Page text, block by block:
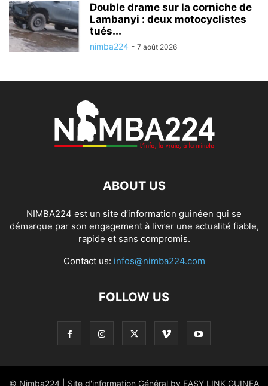
Double drame sur la corniche de
Lambanyi : deux motocyclistes
tués...
nimba224 - 7 août 2026
ABOUT US
NIMBA224 est un site d’information guinéen qui se
démarque par son engagement à livrer une actualité fiable,
rapide et sans compromis.
Contact us: infos@nimba224.com
FOLLOW US
© Nimba224 | Site d'information Général by EASY LINK GUINEA